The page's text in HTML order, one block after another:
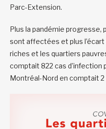
Parc-Extension.
Plus la pandémie progresse,
sont affectées et plus
riches et les quartiers
comptait 822 cas d’infection
Montréal-Nord en comptait 2